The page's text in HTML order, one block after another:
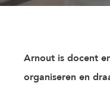
Arnout is docent
organiseren en